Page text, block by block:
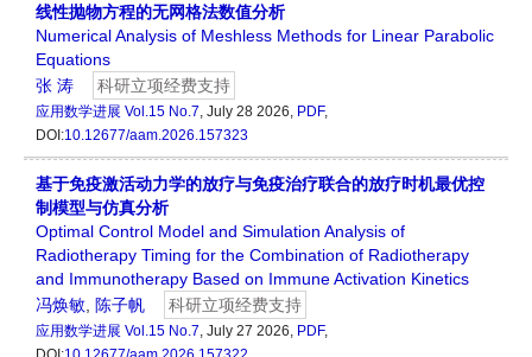
线性抛物方程的无网格法数值分析
Numerical Analysis of Meshless Methods for Linear Parabolic
Equations
张 涛
科研立项经费支持
应用数学进展 Vol.15 No.7 , July 28 2026, PDF,
DOI:10.12677/aam.2026.157323
基于免疫激活动力学的放疗与免疫治疗联合的放疗时机最优控
制模型与仿真分析
Optimal Control Model and Simulation Analysis of
Radiotherapy Timing for the Combination of Radiotherapy
and Immunotherapy Based on Immune Activation Kinetics
冯焕敏 陈子帆 科研立项经费支持
应用数学进展 Vol.15 No.7 , July 27 2026, PDF,